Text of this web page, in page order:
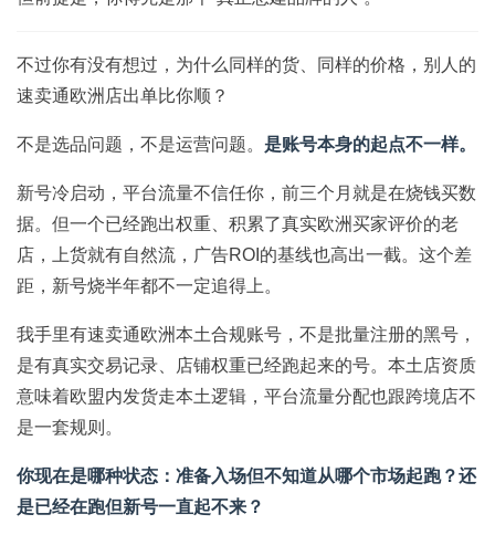
不过你有没有想过，为什么同样的货、同样的价格，别人的
速卖通欧洲店出单比你顺？
不是选品问题，不是运营问题。 是账号本身的起点不一样。
新号冷启动，平台流量不信任你，前三个月就是在烧钱买数
据。但一个已经跑出权重、积累了真实欧洲买家评价的老
店，上货就有自然流，广告ROI的基线也高出一截。这个差
距，新号烧半年都不一定追得上。
我手里有速卖通欧洲本土合规账号，不是批量注册的黑号，
是有真实交易记录、店铺权重已经跑起来的号。本土店资质
意味着欧盟内发货走本土逻辑，平台流量分配也跟跨境店不
是一套规则。
你现在是哪种状态：准备入场但不知道从哪个市场起跑？还
是已经在跑但新号一直起不来？